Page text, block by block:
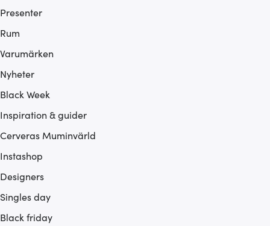
Presenter
Rum
Varumärken
Nyheter
Black Week
Inspiration & guider
Cerveras Muminvärld
Instashop
Designers
Singles day
Black friday